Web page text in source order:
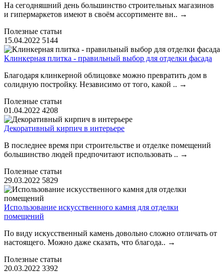
На сегодняшний день большинство строительных магазинов
и гипермаркетов имеют в своём ассортименте вн.. →
Полезные статьи
15.04.2022 5144
Клинкерная плитка - правильный выбор для отделки фасада
Благодаря клинкерной облицовке можно превратить дом в
солидную постройку. Независимо от того, какой .. →
Полезные статьи
01.04.2022 4208
Декоративный кирпич в интерьере
В последнее время при строительстве и отделке помещений
большинство людей предпочитают использовать .. →
Полезные статьи
29.03.2022 5829
Использование искусственного камня для отделки
помещений
По виду искусственный камень довольно сложно отличать от
настоящего. Можно даже сказать, что благода.. →
Полезные статьи
20.03.2022 3392